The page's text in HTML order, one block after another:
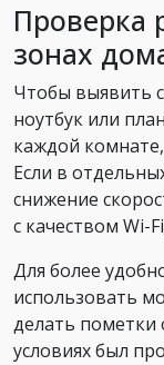
Проверка
зонах
Чтобы выявить
ноутбук или
каждой
Если в
снижение
с качеством Wi-
Для более
использовать
делать пометки
условиях был